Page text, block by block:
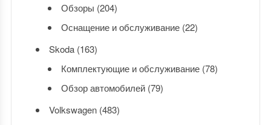
Обзоры (204)
Оснащение и обслуживание(22)
Skoda(163)
Комплектующие и обслуживание(78)
Обзор автомобилей(79)
Volkswagen(483)